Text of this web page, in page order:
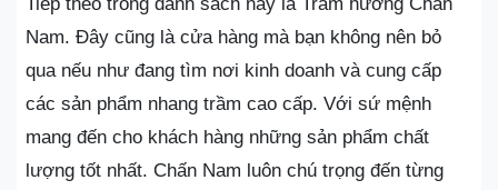
Nam. Đây cũng là cửa hàng mà bạn không nên bỏ
qua nếu như đang tìm nơi kinh doanh và cung cấp
các sản phẩm nhang trầm cao cấp. Với sứ mệnh
mang đến cho khách hàng những sản phẩm chất
lượng tốt nhất. Chấn Nam luôn chú trọng đến từng